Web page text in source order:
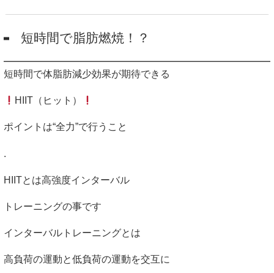
短時間で脂肪燃焼！？
短時間で体脂肪減少効果が期待できる
HIIT （ヒット）
ポイントは“全力”で行うこと
.
HIITとは高強度インターバル
トレーニングの事です
インターバルトレーニングとは
高負荷の運動と低負荷の運動を交互に